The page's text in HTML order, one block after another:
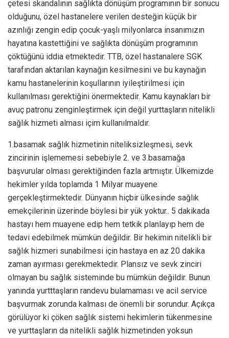
çetesi skandalının sağlıkta dönüşüm programının bir sonucu
olduğunu, özel hastanelere verilen desteğin küçük bir
azınlığı zengin edip çocuk-yaşlı milyonlarca insanımızın
hayatına kastettiğini ve sağlıkta dönüşüm programının
çöktüğünü iddia etmektedir. TTB, özel hastanalere SGK
tarafından aktarılan kaynağın kesilmesini ve bu kaynağın
kamu hastanelerinin koşullarının iyileştirilmesi için
kullanılması gerektiğini önermektedir. Kamu kaynakları bir
avuç patronu zenginleştirmek için değil yurttaşların nitelikli
sağlık hizmeti alması içim kullanılmaldır.
1.basamak sağlık hizmetinin niteliksizleşmesi, sevk
zincirinin işlememesi sebebiyle 2. ve 3.basamağa
başvurular olması gerektiğinden fazla artmıştır. Ülkemizde
hekimler yılda toplamda 1 Milyar muayene
gerçekleştirmektedir. Dünyanın hiçbir ülkesinde sağlık
emekçilerinin üzerinde böylesi bir yük yoktur.. 5 dakikada
hastayı hem muayene edip hem tetkik planlayıp hem de
tedavi edebilmek mümkün değildir. Bir hekimin nitelikli bir
sağlık hizmeri sunabilmesi için hastaya en az 20 dakika
zaman ayırması gerekmektedir. Plansız ve sevk zinciri
olmayan bu sağlık sisteminde bu mümkün değildir. Bunun
yanında yurtttaşların randevu bulamaması ve acil service
başvurmak zorunda kalması de önemli bir sorundur. Açıkça
görülüyor ki çöken sağlık sistemi hekimlerin tükenmesine
ve yurttaşların da nitelikli sağlık hizmetinden yoksun